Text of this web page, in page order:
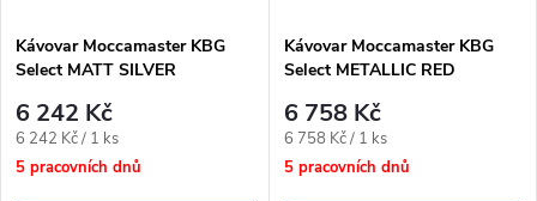
Kávovar Moccamaster KBG
Select MATT SILVER
6 242 Kč
Měrná
cena:
6 242 Kč / 1 ks
5 pracovních dnů
Kávovar Moccamaster KBG
Select METALLIC RED
6 758 Kč
Měrná
cena:
6 758 Kč / 1 ks
5 pracovních dnů